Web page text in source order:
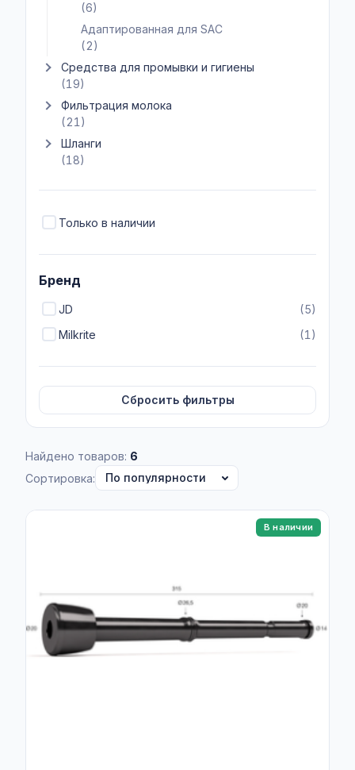
(6)
Адаптированная для SAC
(2)
Показать подкатегории Средства для промывки и гигиены
Средства для промывки и гигиены
(19)
Показать подкатегории Фильтрация молока
Фильтрация молока
(21)
Показать подкатегории Шланги
Шланги
(18)
Только в наличии
Бренд
JD
(5)
Milkrite
(1)
Сбросить фильтры
Найдено товаров: 6
Сортировка:
В наличии